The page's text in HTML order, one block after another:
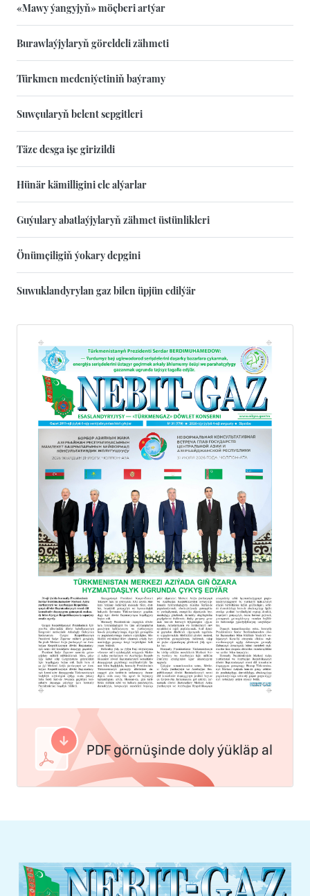
«Mawy ýangyjyň» möçberi artýar
Burawlaýjylaryň göreldeli zähmeti
Türkmen medeniýetiniň baýramy
Suwçularyň belent sepgitleri
Täze desga işe girizildi
Hünär kämilligini ele alýarlar
Guýulary abatlaýjylaryň zähmet üstünlikleri
Önümçiligiň ýokary depgini
Suwuklandyrylan gaz bilen üpjün edilýär
PDF görnüşinde doly ýükläp al